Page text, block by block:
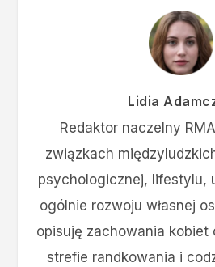
Lidia
Redaktor naczelny
związkach
psychologicznej, lifestylu,
ogólnie rozwoju własnej
opisuję zachowania kobiet
strefie randkowania i